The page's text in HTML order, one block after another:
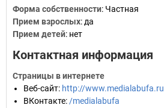
Форма собственности: Частная
Прием взрослых: да
Прием детей: нет
Контактная информация
Страницы в интернете
Веб-сайт: http://www.medialabufa.ru
ВКонтакте: /medialabufa